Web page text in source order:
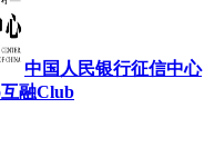
中国人民银行征信中心
互融Club